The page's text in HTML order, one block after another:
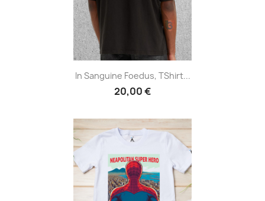
In Sanguine Foedus, TShirt...
20,00 €